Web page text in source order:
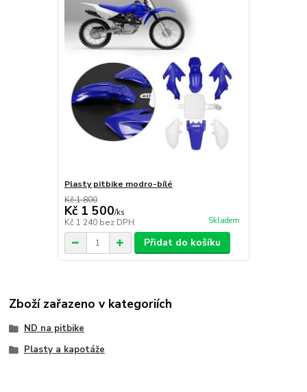
Plasty pitbike modro-bílé
Kč 1 800
Kč 1 500/ks
Kč 1 240 bez DPH Skladem
Přidat do košíku
Zboží zařazeno v kategoriích
ND na pitbike
Plasty a kapotáže